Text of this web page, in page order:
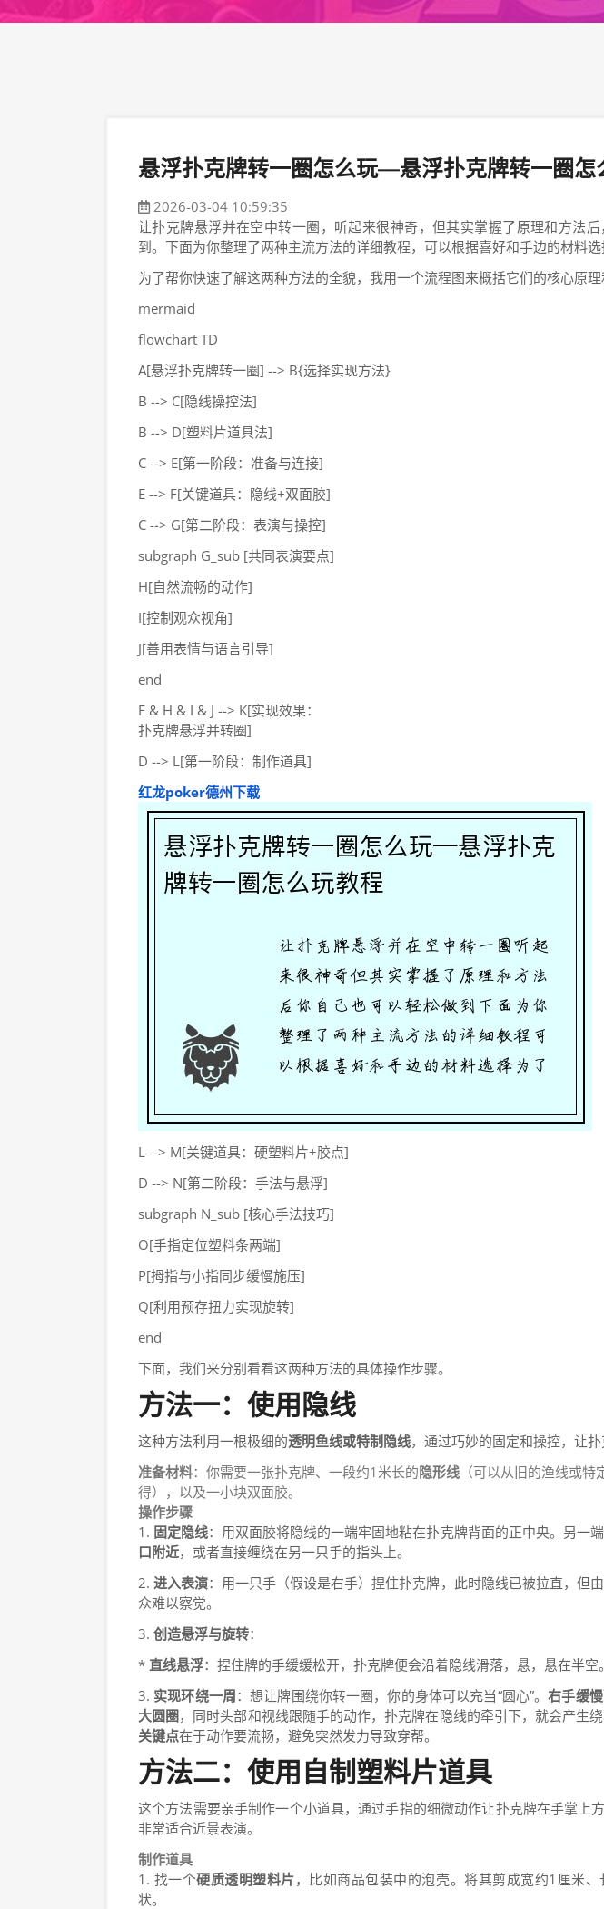
悬浮扑克牌转一圈怎么玩—悬浮扑克牌转一圈怎
2026-03-04 10:59:35
让扑克牌悬浮并在空中转一圈，听起来很神奇，但其实掌握了原理和方法
到。下面为你整理了两种主流方法的详细教程，可以根据喜好和手边的材料选
为了帮你快速了解这两种方法的全貌，我用一个流程图来概括它们的核心原理
mermaid
flowchart TD
A[悬浮扑克牌转一圈] --> B{选择实现方法}
B --> C[隐线操控法]
B --> D[塑料片道具法]
C --> E[第一阶段：准备与连接]
E --> F[关键道具：隐线+双面胶]
C --> G[第二阶段：表演与操控]
subgraph G_sub [共同表演要点]
H[自然流畅的动作]
I[控制观众视角]
J[善用表情与语言引导]
end
F & H & I & J --> K[实现效果：
扑克牌悬浮并转圈]
D --> L[第一阶段：制作道具]
红龙poker德州下载
L --> M[关键道具：硬塑料片+胶点]
D --> N[第二阶段：手法与悬浮]
subgraph N_sub [核心手法技巧]
O[手指定位塑料条两端]
P[拇指与小指同步缓慢施压]
Q[利用预存扭力实现旋转]
end
下面，我们来分别看看这两种方法的具体操作步骤。
方法一：使用隐线
这种方法利用一根极细的透明鱼线或特制隐线，通过巧妙的固定和操控，让扑
准备材料：你需要一张扑克牌、一段约1米长的隐形线 （可以从旧的渔线或
得），以及一小块双面胶。
操作步骤
1. 固定隐线：用双面胶将隐线的一端牢固地粘在扑克牌背面的正中央。另一
口附近，或者直接缠绕在另一只手的指头上。
2.进入表演：用一只手（假设是右手）捏住扑克牌，此时隐线已被拉直，但
众难以察觉。
3. 创造悬浮与旋转：
* 直线悬浮：捏住牌的手缓缓松开，扑克牌便会沿着隐线滑落，悬，悬在半空。
3. 实现环绕一周：想让牌围绕你转一圈，你的身体可以充当“圆心”。右手缓
大圆圈，同时头部和视线跟随手的动作，扑克牌在隐线的牵引下，就会产生绕
关键点在于动作要流畅，避免突然发力导致穿帮。
方法二：使用自制塑料片道具
这个方法需要亲手制作一个小道具，通过手指的细微动作让扑克牌在手掌上
非常适合近景表演。
制作道具
1. 找一个硬质透明塑料片，比如商品包装中的泡壳。将其剪成宽约1厘米
状。